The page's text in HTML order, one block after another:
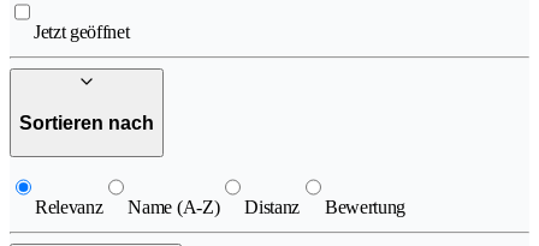
Jetzt geöffnet
Sortieren nach
Relevanz Name (A-Z) Distanz Bewertung